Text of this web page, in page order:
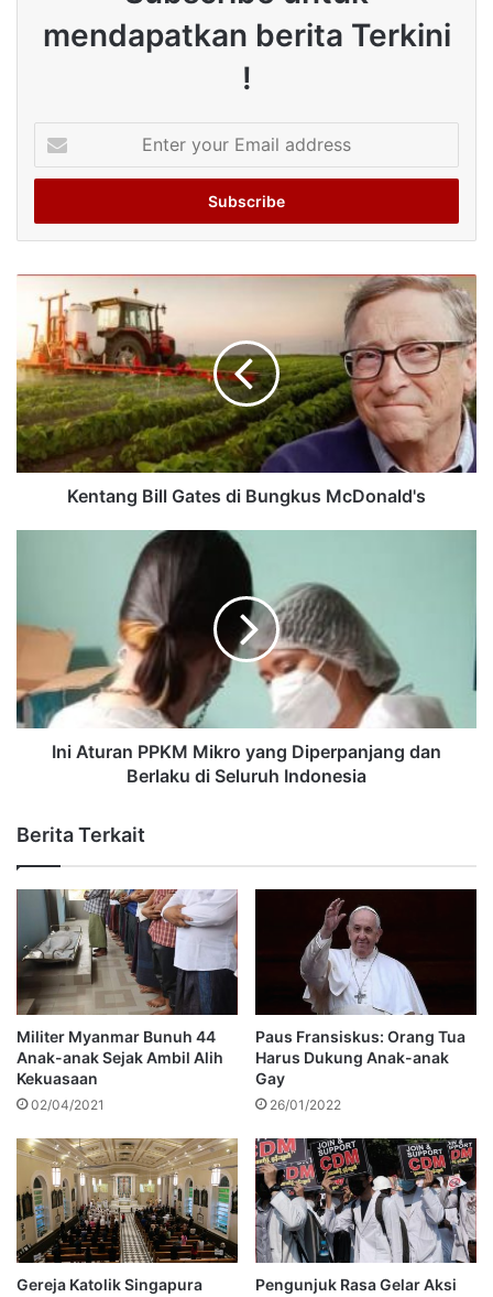
mendapatkan berita Terkini
!
your
Email
Kentang Bill Gates di Bungkus McDonald's
Ini Aturan PPKM Mikro yang Diperpanjang dan
Berlaku di Seluruh Indonesia
Berita Terkait
Militer Myanmar Bunuh 44
Anak-anak Sejak Ambil Alih
Kekuasaan
02/04/2021
Paus Fransiskus: Orang Tua
Harus Dukung Anak-anak
Gay
26/01/2022
Gereja Katolik Singapura
Pengunjuk Rasa Gelar Aksi